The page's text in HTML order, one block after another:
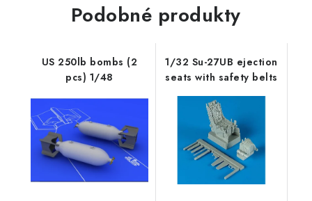
Podobné produkty
US 250lb bombs (2
pcs) 1/48
1/32 Su-27UB ejection
seats with safety belts